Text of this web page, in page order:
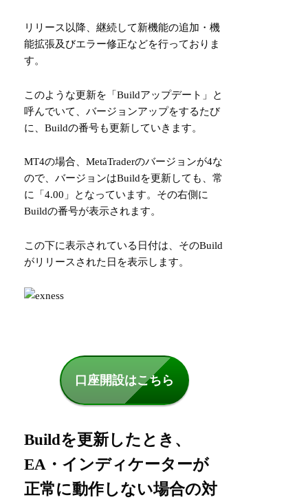
リリース以降、継続して新機能の追加・機
能拡張及びエラー修正などを行っておりま
す。
このような更新を「Buildアップデート」と
呼んでいて、バージョンアップをするたび
に、Buildの番号も更新していきます。
MT4の場合、MetaTraderのバージョンが4な
ので、バージョンはBuildを更新しても、常
に「4.00」となっています。その右側に
Buildの番号が表示されます。
この下に表示されている日付は、そのBuild
がリリースされた日を表示します。
口座開設はこちら
Buildを更新したとき、
EA・インディケーターが
正常に動作しない場合の対